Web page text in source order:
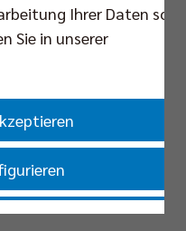
Karte
Ihrer Daten
Sie in unserer
akzeptieren